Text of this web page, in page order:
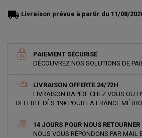
local_shipping Livraison prévue à partir du 11/08/
PAIEMENT SÉCURISÉ
DÉCOUVREZ NOS SOLUTIONS DE
LIVRAISON OFFERTE 24/72H
LIVRAISON RAPIDE CHEZ VOUS OU
OFFERTE DÈS 19€ POUR LA FRANCE
14 JOURS POUR NOUS
NOUS VOUS RÉPONDONS PAR MAIL